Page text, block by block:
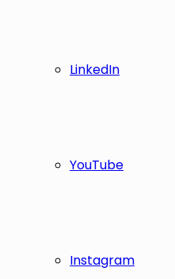
LinkedIn
YouTube
Instagram